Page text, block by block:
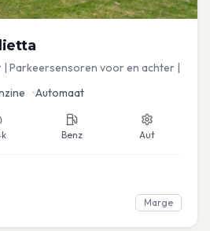
| Parkeersensoren voor en achter |
•Automaat
Benz Aut
Marge